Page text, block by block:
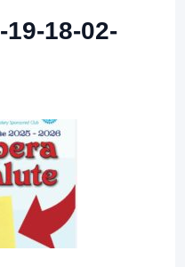
19-18-02-